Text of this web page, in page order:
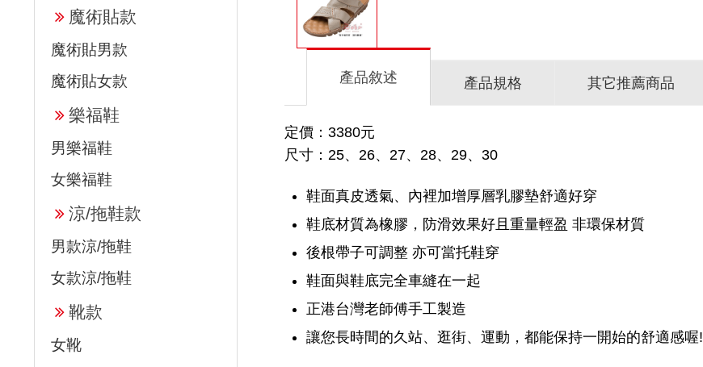
魔術貼款
魔術貼男款
魔術貼女款
樂福鞋
男樂福鞋
女樂福鞋
涼/拖鞋款
男款涼/拖鞋
女款涼/拖鞋
靴款
女靴
產品敘述 產品規格 其它推薦商品
定價：3380元
尺寸：25、26、27、28、29、30
鞋面真皮透氣、內裡加增厚層乳膠墊舒適好穿
鞋底材質為橡膠，防滑效果好且重量輕盈 非環保材質
後根帶子可調整 亦可當托鞋穿
鞋面與鞋底完全車縫在一起
正港台灣老師傅手工製造
讓您長時間的久站、逛街、運動，都能保持一開始的舒適感喔!